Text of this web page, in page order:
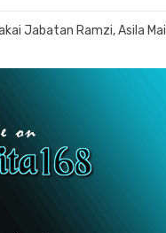
Jabatan Ramzi, Asila